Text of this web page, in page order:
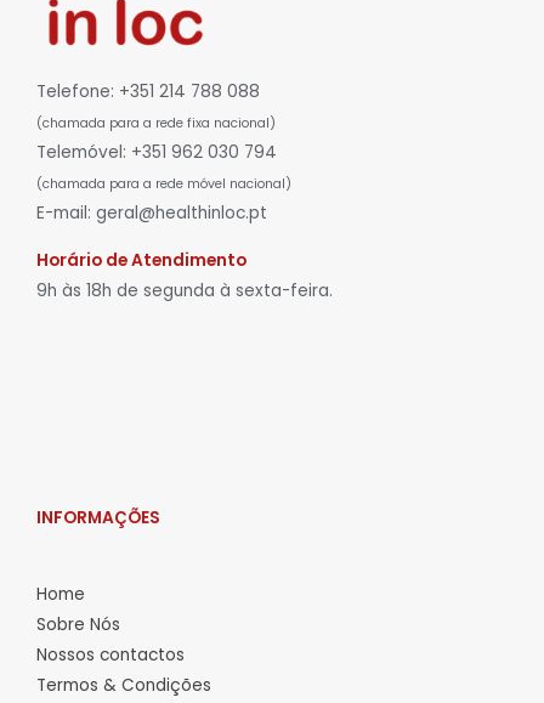
Telefone: +351 214 788 088
(chamada para a rede fixa nacional)
Telemóvel: +351 962 030 794
(chamada para a rede móvel nacional)
E-mail: geral@healthinloc.pt
Horário de Atendimento
9h às 18h de segunda à sexta-feira.
INFORMAÇÕES
Home
Sobre Nós
Nossos contactos
Termos & Condições